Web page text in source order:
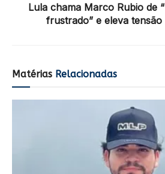
Lula chama Marco Rubio de
frustrado” e eleva
Matérias Relacionadas